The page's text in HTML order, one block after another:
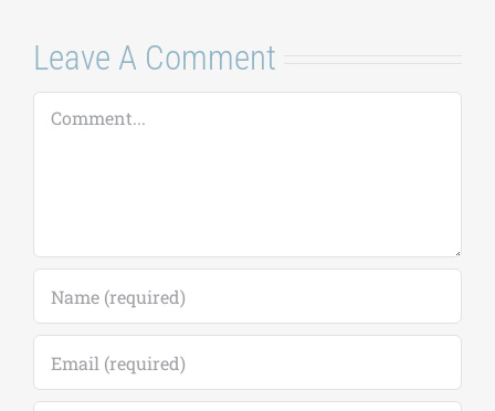
Leave A Comment
Comment